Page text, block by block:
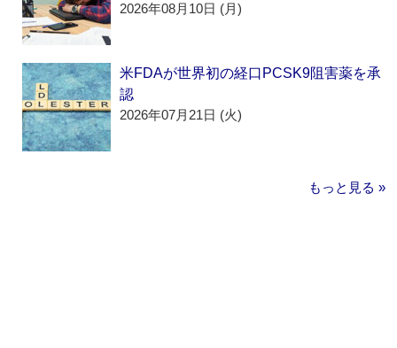
2026年08月10日 (月)
米FDAが世界初の経口PCSK9阻害薬を承
認
2026年07月21日 (火)
もっと見る »